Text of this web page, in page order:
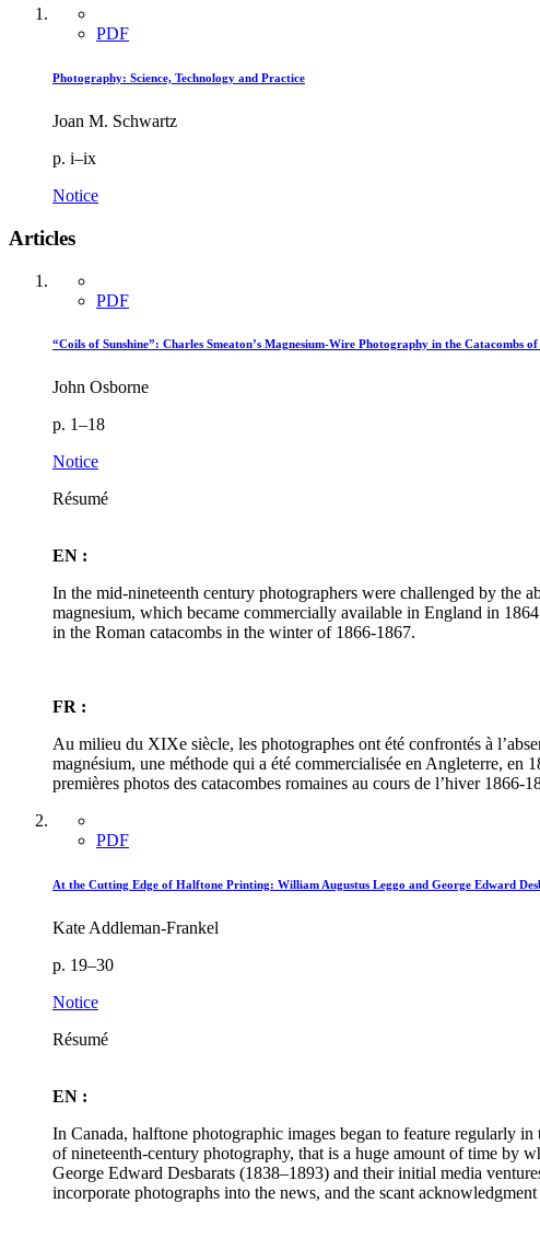
PDF
Photography: Science, Technology and Practice
Joan M. Schwartz
p. i–ix
Notice
Articles
PDF
“Coils of Sunshine”: Charles Smeaton’s Magnesium-Wire Photography in the Catacombs
John Osborne
p. 1–18
Notice
Résumé
EN :
In the mid-nineteenth century photographers were challenged by the
magnesium, which became commercially available in England in
in the Roman catacombs in the winter of 1866-1867.
FR :
Au milieu du XIXe siècle, les photographes ont été confrontés à
magnésium, une méthode qui a été commercialisée en Angleterre,
premières photos des catacombes romaines au cours de l’hiver 1866-
PDF
At the Cutting Edge of Halftone Printing: William Augustus Leggo and George Edward
Kate Addleman-Frankel
p. 19–30
Notice
Résumé
EN :
In Canada, halftone photographic images began to feature regularly
of nineteenth-century photography, that is a huge amount of time by
George Edward Desbarats (1838–1893) and their initial media
incorporate photographs into the news, and the scant